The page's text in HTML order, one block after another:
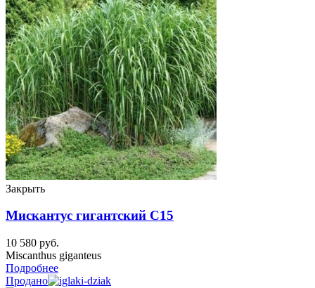
Закрыть
Мискантус гигантский C15
10 580 руб.
Miscanthus giganteus
Подробнее
Продано